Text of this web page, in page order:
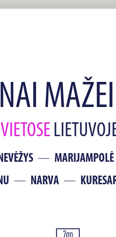
MARIJAMPOLĖ
NARVA